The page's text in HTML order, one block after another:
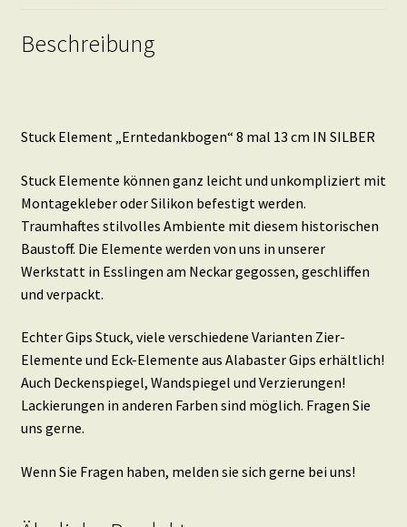
Beschreibung
Stuck Element „Erntedankbogen“ 8 mal 13 cm IN SILBER
Stuck Elemente können ganz leicht und unkompliziert mit
Montagekleber oder Silikon befestigt werden.
Traumhaftes stilvolles Ambiente mit diesem historischen
Baustoff. Die Elemente werden von uns in unserer
Werkstatt in Esslingen am Neckar gegossen, geschliffen
und verpackt.
Echter Gips Stuck, viele verschiedene Varianten Zier-
Elemente und Eck-Elemente aus Alabaster Gips erhältlich!
Auch Deckenspiegel, Wandspiegel und Verzierungen!
Lackierungen in anderen Farben sind möglich. Fragen Sie
uns gerne.
Wenn Sie Fragen haben, melden sie sich gerne bei uns!